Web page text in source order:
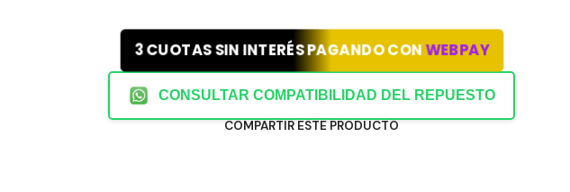
3 CUOTAS SIN INTERÉS PAGANDO CONWEBPAY
CONSULTAR COMPATIBILIDAD DEL REPUESTO
COMPARTIR ESTE PRODUCTO